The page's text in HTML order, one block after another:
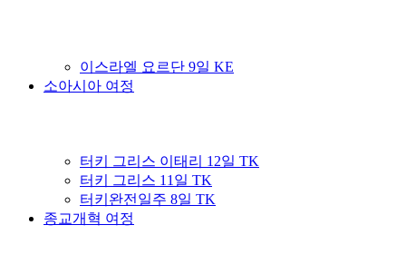
이스라엘 요르단 9일 KE
소아시아 여정
터키 그리스 이태리 12일 TK
터키 그리스 11일 TK
터키완전일주 8일 TK
종교개혁 여정